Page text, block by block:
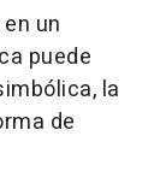
un
puede
la
de